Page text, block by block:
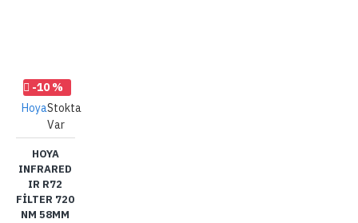
-10 %
HoyaStokta
Var
HOYA
INFRARED
IR R72
FILTER 720
NM 58MM